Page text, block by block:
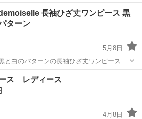
ースです。 似たようなワンピー
スを持っているため、出品します。 - 色: ホワイト/ブラック - デザイ...
ワンピース
長袖ひざ丈ワンピース 黒
ターン
5月8日
と白のパターンの長袖ひざ丈ワンピース。
DEMOISELLEのワンピースです。 着用
ワンピース
ス レディース
4月8日